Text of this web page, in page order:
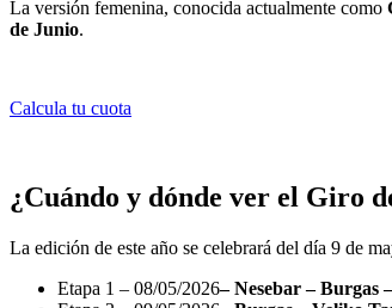
La versión femenina, conocida actualmente como
de Junio.
Calcula tu cuota
¿Cuándo y dónde ver el Giro
La edición de este año se celebrará del día 9 de
Etapa 1 – 08/05/2026– Nesebar – Burgas